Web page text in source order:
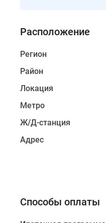
с
комплексом
расположена
станция
«Мельничный
Железная
дорога
массивом,
Расположение
Регион
Район
Локация
Метро
Ж/Д-станция
Адрес
Способы оплаты